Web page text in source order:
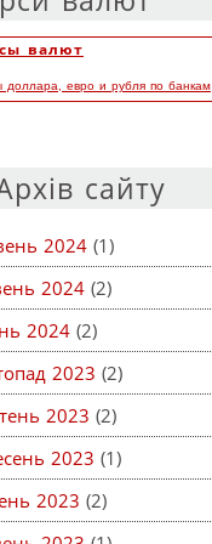
валют
доллара, евро и рубля по банкам
сайту
2024 (1)
2024 (2)
2024 (2)
2023 (2)
2023 (2)
2023 (1)
2023 (2)